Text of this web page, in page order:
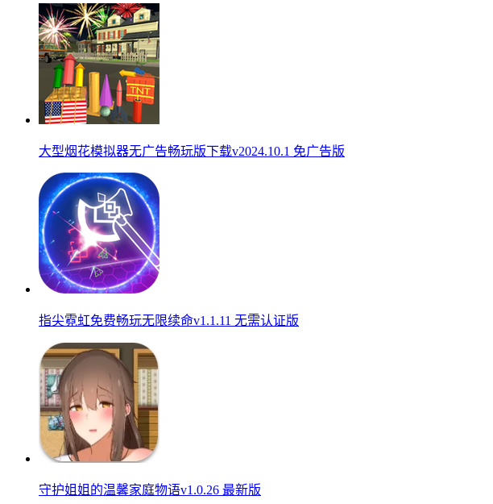
大型烟花模拟器无广告畅玩版下载v2024.10.1 免广告版
指尖霓虹免费畅玩无限续命v1.1.11 无需认证版
守护姐姐的温馨家庭物语v1.0.26 最新版